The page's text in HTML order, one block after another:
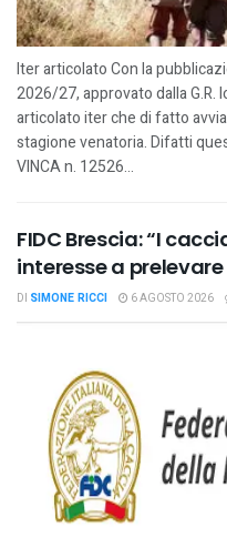
Iter articolato Con la
2026/27, approvato dalla G.R.
articolato iter che di fatto
stagione venatoria. Difatti
VINCA n. 12526...
FIDC Brescia: “I
interesse a prelevare
DI SIMONE RICCI 6 AGOSTO 2026